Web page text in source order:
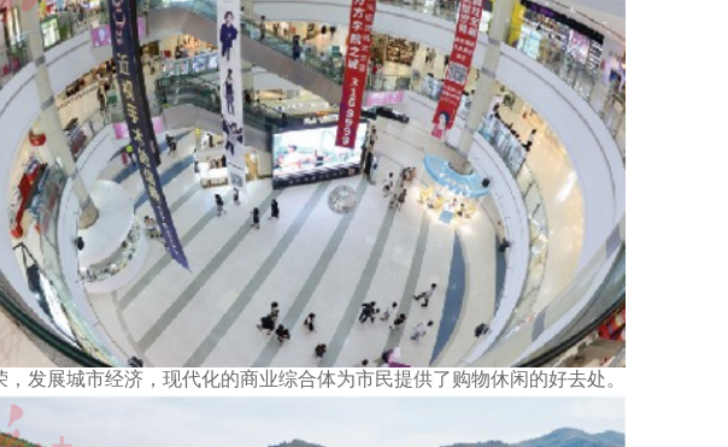
展城市经济，现代化的商业综合体为市民提供了购物休闲的好去处。